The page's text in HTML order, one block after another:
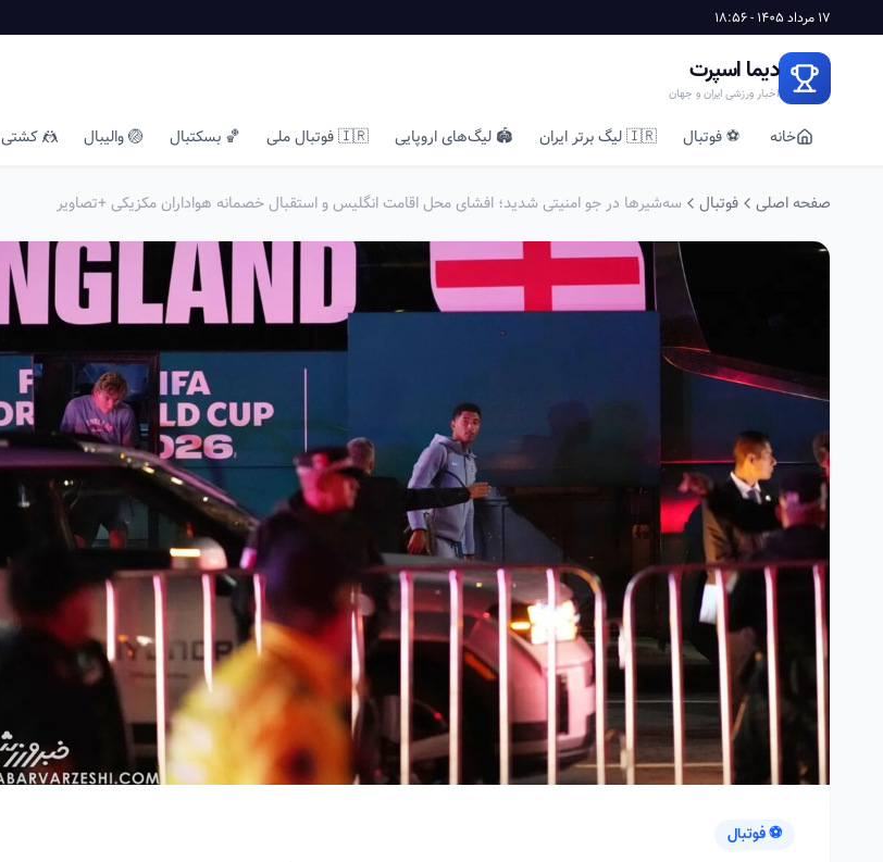
17 مرداد 1405 - 18:56
دیما اسپرت
اخبار ورزشی ایران و جهان
خانه ⚽ فوتبال 🇮🇷 لیگ برتر ایران 🏟️ لیگ‌های اروپایی 🇮🇷 فوتبال ملی 🏀 بسکتبال 🏐 والیبال 🤼 کشتی
صفحه اصلی فوتبال سه‌شیرها در جو امنیتی شدید؛ افشای محل اقامت انگلیس و استقبال خصمانه هواداران مکزیکی +تصاویر
⚽ فوتبال